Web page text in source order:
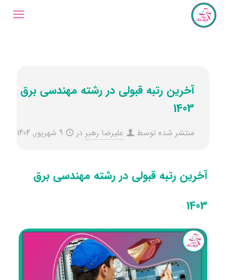
آخرین رتبه قبولی در رشته مهندسی برق
1403
منتشر شده توسط علیرضا رهبر در 9 شهریور, 1404
آخرین رتبه قبولی در رشته مهندسی برق
1403